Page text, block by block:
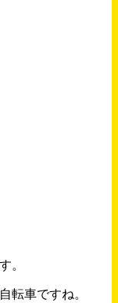
。
転車ですね。